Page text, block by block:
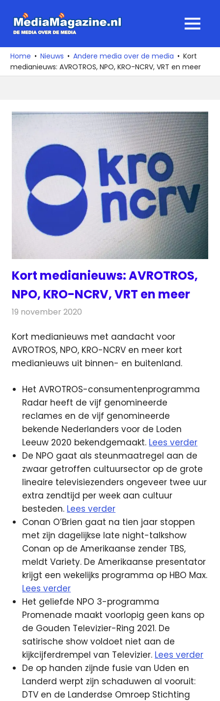
naar
media
over
de
MENU
Home Nieuws Andere media over de media
Kort
medianieuws: AVROTROS, NPO, KRO-NCRV, VRT en meer
Kort medianieuws: AVROTROS,
NPO, KRO-NCRV, VRT en meer
19 november 2020
Kort medianieuws met aandacht voor
AVROTROS, NPO, KRO-NCRV en meer kort
medianieuws uit binnen- en buitenland.
Het AVROTROS-consumentenprogramma
Radar heeft de vijf genomineerde
reclames en de vijf genomineerde
bekende Nederlanders voor de Loden
Leeuw 2020 bekendgemaakt. Lees verder
De NPO gaat als steunmaatregel aan de
zwaar getroffen cultuursector op de grote
lineaire televisiezenders ongeveer twee uur
extra zendtijd per week aan cultuur
besteden. Lees verder
Conan O’Brien gaat na tien jaar stoppen
met zijn dagelijkse late night-talkshow
Conan op de Amerikaanse zender TBS,
meldt Variety. De Amerikaanse presentator
krijgt een wekelijks programma op HBO Max.
Lees verder
Het geliefde NPO 3-programma
Promenade maakt voorlopig geen kans op
de Gouden Televizier-Ring 2021. De
satirische show voldoet niet aan de
kijkcijferdrempel van Televizier. Lees verder
De op handen zijnde fusie van Uden en
Landerd werpt zijn schaduwen al vooruit:
DTV en de Landerdse Omroep Stichting